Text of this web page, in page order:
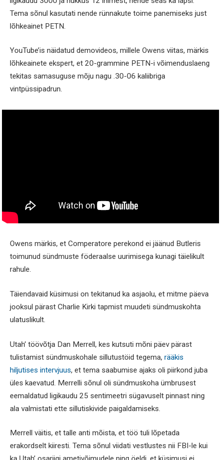
Tema sõnul kasutati nende rünnakute toime panemiseks just
lõhkeainet PETN.
YouTube’is näidatud demovideos, millele Owens viitas, märkis
lõhkeainete ekspert, et 20-grammine PETN-i võimenduslaeng
tekitas samasuguse mõju nagu .30-06 kaliibriga
vintpüssipadrun.
Owens märkis, et Comperatore perekond ei jäänud Butleris
toimunud sündmuste föderaalse uurimisega kunagi täielikult
rahule.
Täiendavaid küsimusi on tekitanud ka asjaolu, et mitme päeva
jooksul pärast Charlie Kirki tapmist muudeti sündmuskohta
ulatuslikult.
Utah’ töövõtja Dan Merrell, kes kutsuti mõni päev pärast
tulistamist sündmuskohale sillutustöid tegema, rääkis
hiljutises intervjuus, et tema saabumise ajaks oli piirkond juba
üles kaevatud. Merrelli sõnul oli sündmuskoha ümbrusest
eemaldatud ligikaudu 25 sentimeetri sügavuselt pinnast ning
ala valmistati ette sillutiskivide paigaldamiseks.
Merrell väitis, et talle anti mõista, et töö tuli lõpetada
erakordselt kiiresti. Tema sõnul viidati vestlustes nii FBI-le kui